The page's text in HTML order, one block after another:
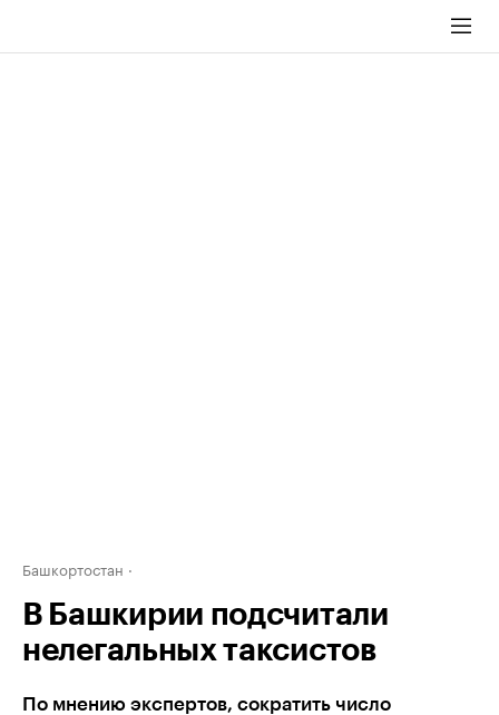
Башкортостан
В Башкирии подсчитали
нелегальных таксистов
По мнению экспертов, сократить число